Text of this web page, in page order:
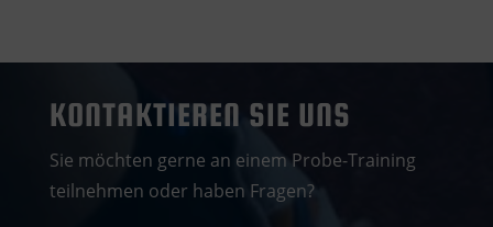
KONTAKTIEREN SIE UNS
Sie möchten gerne an einem Probe-Training
teilnehmen oder haben Fragen?